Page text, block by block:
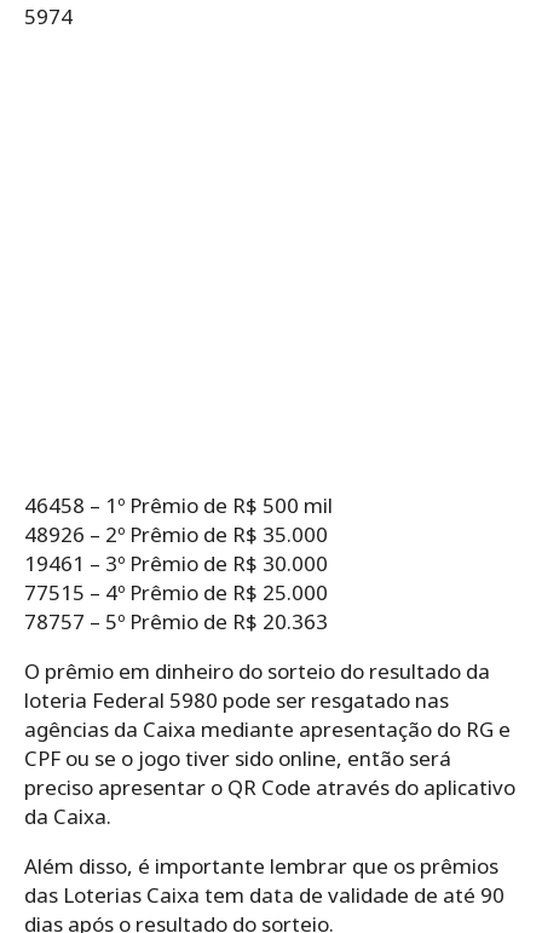
5974
46458 – 1º Prêmio de R$ 500 mil
48926 – 2º Prêmio de R$ 35.000
19461 – 3º Prêmio de R$ 30.000
77515 – 4º Prêmio de R$ 25.000
78757 – 5º Prêmio de R$ 20.363
O prêmio em dinheiro do sorteio do resultado da
loteria Federal 5980 pode ser resgatado nas
agências da Caixa mediante apresentação do RG e
CPF ou se o jogo tiver sido online, então será
preciso apresentar o QR Code através do aplicativo
da Caixa.
Além disso, é importante lembrar que os prêmios
das Loterias Caixa tem data de validade de até 90
dias após o resultado do sorteio.